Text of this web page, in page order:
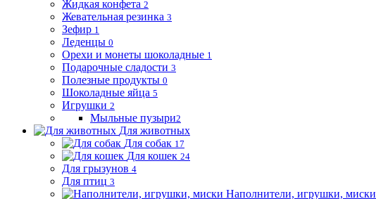
Жидкая конфета 2
Жевательная резинка 3
Зефир 1
Леденцы 0
Орехи и монеты шоколадные 1
Подарочные сладости 3
Полезные продукты 0
Шоколадные яйца 5
Игрушки 2
Мыльные пузыри2
Для животных
Для собак 17
Для кошек 24
Для грызунов 4
Для птиц 3
Наполнители, игрушки, миски